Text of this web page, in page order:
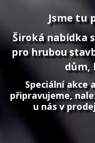
Jsme tu
Široká nabídka
pro hrubou
dům,
Speciální akce
připravujeme,
u nás v